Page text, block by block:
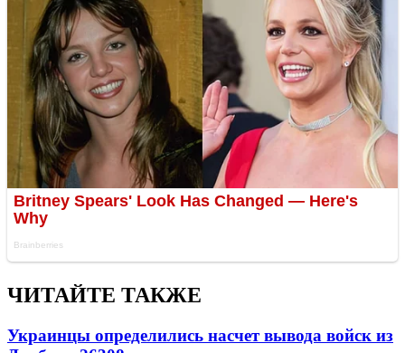
ЧИТАЙТЕ ТАКЖЕ
Украинцы определились насчет вывода войск из